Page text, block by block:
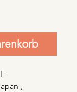
-
,